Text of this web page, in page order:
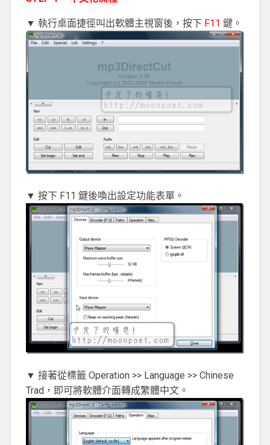
▼ 執行桌面捷徑叫出軟體主視窗後，按下 F11 鍵。
▼ 按下 F11 鍵後喚出設定功能表單。
▼ 接著從標籤 Operation >> Language >> Chinese
Trad，即可將軟體介面轉成繁體中文。